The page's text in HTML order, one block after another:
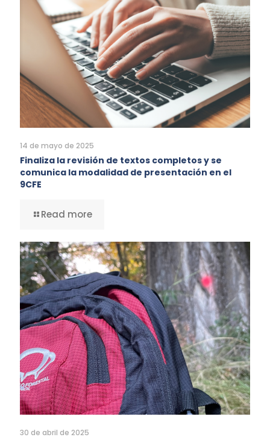
14 de mayo de 2025
Finaliza la revisión de textos completos y se
comunica la modalidad de presentación en el
9CFE
Read more
30 de abril de 2025